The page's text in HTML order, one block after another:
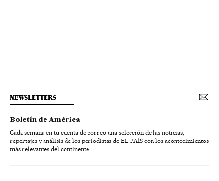
NEWSLETTERS
Boletín de América
Cada semana en tu cuenta de correo una selección de las noticias,
reportajes y análisis de los periodistas de EL PAÍS con los acontecimientos
más relevantes del continente.